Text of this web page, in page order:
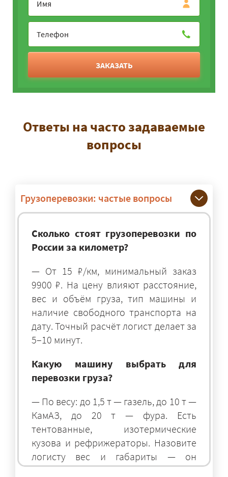
ЗАКАЗАТЬ
Ответы на часто задаваемые
вопросы
Грузоперевозки: частые вопросы
Сколько стоят грузоперевозки по
России за километр?
— От 15 ₽/км, минимальный заказ
9900 ₽. На цену влияют расстояние,
вес и объём груза, тип машины и
наличие свободного транспорта на
дату. Точный расчёт логист делает за
5–10 минут.
Какую машину выбрать для
перевозки груза?
— По весу: до 1,5 т — газель, до 10 т —
КамАЗ, до 20 т — фура. Есть
тентованные, изотермические
кузова и рефрижераторы. Назовите
логисту вес и габариты — он
подберёт оптимальный транспорт.